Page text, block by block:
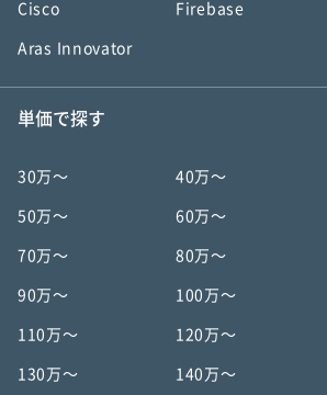
Cisco Firebase
Aras Innovator
単価で探す
30万〜 40万〜
50万〜 60万〜
70万〜 80万〜
90万〜 100万〜
110万〜 120万〜
130万〜 140万〜